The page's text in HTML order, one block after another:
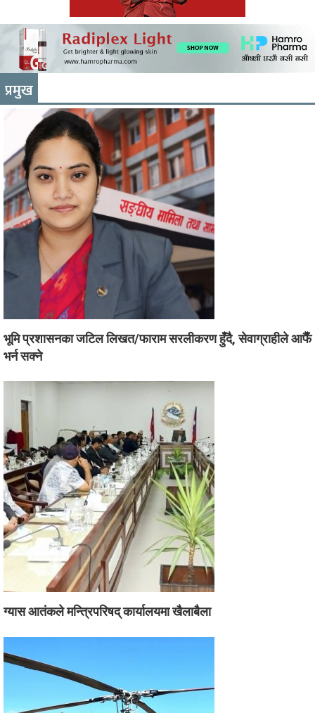
प्रमुख
भूमि प्रशासनका जटिल लिखत/फाराम सरलीकरण हुँदै, सेवाग्राहीले आफैँ
भर्न सक्ने
ग्यास आतंकले मन्त्रिपरिषद् कार्यालयमा खैलाबैला